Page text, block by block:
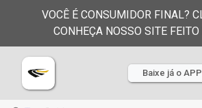
VOCÊ É CONSUMIDOR FINAL?
CONHEÇA NOSSO SITE
Baixe já o